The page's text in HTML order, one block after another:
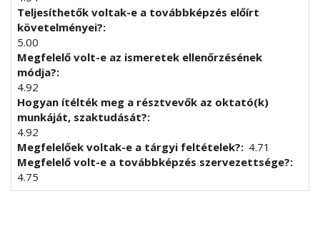
Teljesíthetők voltak-e a továbbképzés előírt
követelményei?
5.00
Megfelelő volt-e az ismeretek ellenőrzésének
módja?
4.92
Hogyan ítélték meg a résztvevők az oktató(k)
munkáját, szaktudását?
4.92
Megfelelőek voltak-e a tárgyi feltételek?
4.71
Megfelelő volt-e a továbbképzés szervezettsége?
4.75